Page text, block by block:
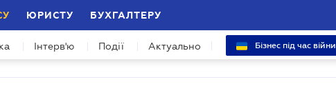
ЮРИСТУ БУХГАЛТЕРУ
Інтерв'ю Події Актуально Бізнес під час війни